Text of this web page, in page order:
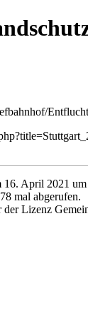
16. April 2021
mal abgerufen.
Lizenz